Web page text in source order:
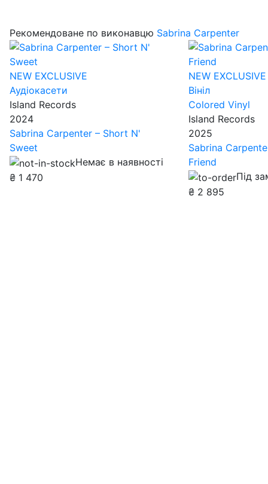
Рекомендоване по виконавцю Sabrina Carpenter
NEW EXCLUSIVE
Аудіокасети
Island Records
2024
Sabrina Carpenter – Short N'
Sweet
Немає в наявності
₴ 1 470
NEW EXCLUSIVE
Вініл
Colored Vinyl
Island Records
2025
Sabrina
Friend
Під
₴ 2 895